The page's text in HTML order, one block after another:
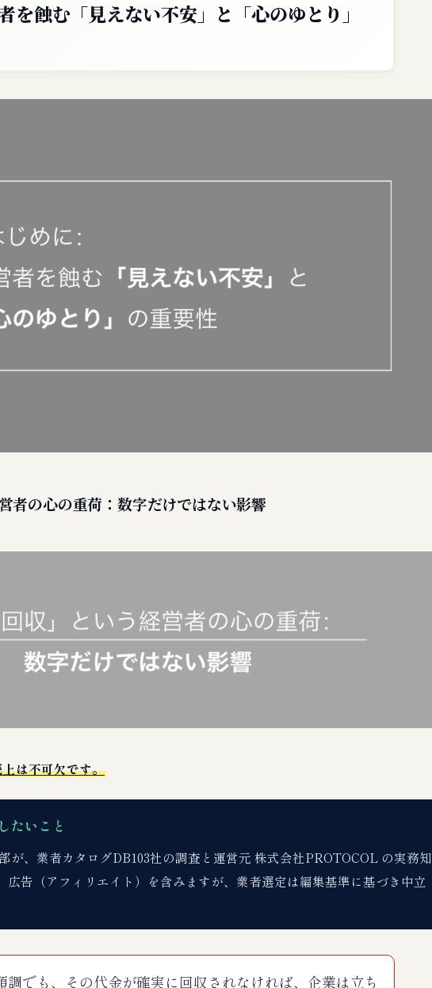
を蝕む「見えない不安」と「心のゆとり」
者の心の重荷：数字だけではない影響
は不可欠です。
たいこと
が、業者カタログDB103社の調査と運営元 株式会社PROTOCOL の実務知
広告（アフィリエイト）を含みますが、業者選定は編集基準に基づき中立
調でも、その代金が確実に回収されなければ、企業は立ち